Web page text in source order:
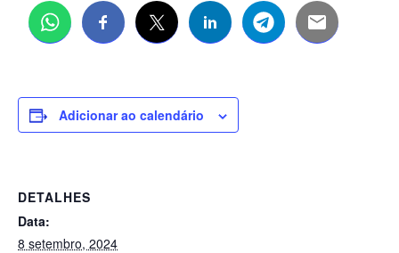
Adicionar ao calendário
DETALHES
Data:
8 setembro, 2024